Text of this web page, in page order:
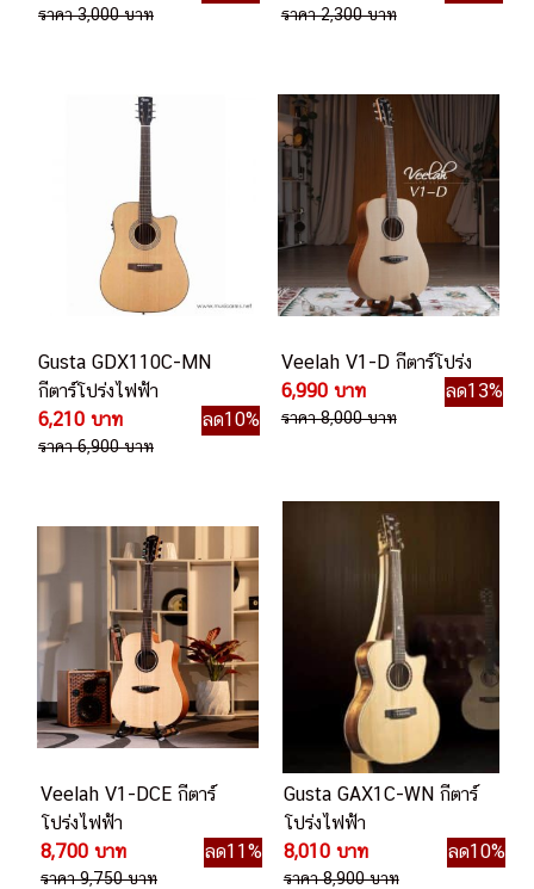
ราคา 3,000 บาท ราคา 2,300 บาท
Gusta GDX110C-MN
กีตาร์โปร่งไฟฟ้า
6,210 บาท
ลด10%
ราคา 6,900 บาท
Veelah V1-D กีตาร์โปร่ง
6,990 บาท
ลด13%
ราคา 8,000 บาท
Veelah V1-DCE กีตาร์
โปร่งไฟฟ้า
8,700 บาท
ลด11%
ราคา 9,750 บาท
Gusta GAX1C-WN กีตาร์
โปร่งไฟฟ้า
8,010 บาท
ลด10%
ราคา 8,900 บาท